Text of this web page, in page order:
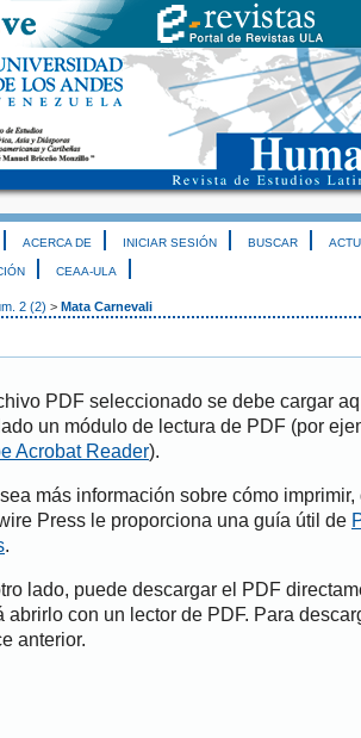
ACERCA DE INICIAR SESIÓN BUSCAR
CEAA-ULA
2 (2) > Mata Carnevali
PDF seleccionado se debe cargar
un módulo de lectura de PDF (por
Acrobat Reader).
más información sobre cómo
Press le proporciona una guía útil de
.
lado, puede descargar el PDF
abrirlo con un lector de PDF. Para
anterior.